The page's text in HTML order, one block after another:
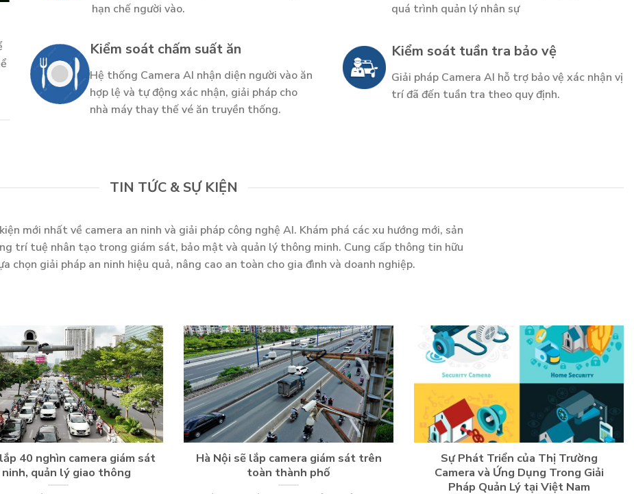
hạn chế người vào.
Kiểm soát chấm suất ăn
Hệ thống Camera AI nhận diện người vào ăn
hợp lệ và tự động xác nhận, giải pháp cho
nhà máy thay thế vé ăn truyền thống.
quá trình quản lý nhân sự
Kiểm soát tuần tra bảo vệ
Giải pháp Camera AI hỗ trợ bảo vệ xác nhận vị
trí đã đến tuần tra theo quy định.
TIN TỨC & SỰ KIỆN
mới nhất về camera an ninh và giải pháp công nghệ AI. Khám phá các xu hướng mới, sản
trí tuệ nhân tạo trong giám sát, bảo mật và quản lý thông minh. Cung cấp thông tin hữu
chọn giải pháp an ninh hiệu quả, nâng cao an toàn cho gia đình và doanh nghiệp.
40 nghìn camera giám sát
ninh, quản lý giao thông
Hà Nội sẽ lắp camera giám sát trên
toàn thành phố
Sự Phát Triển của Thị Trường
Camera và Ứng Dụng Trong Giải
Pháp Quản Lý tại Việt Nam